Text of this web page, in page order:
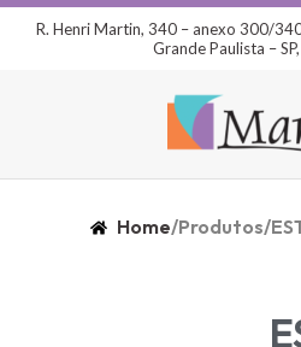
R. Henri Martin, 340 – anexo 300/
Grande Paulista –
Home/Produtos/